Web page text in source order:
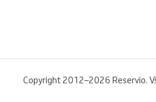
Copyright 2012–2026 Reservio.